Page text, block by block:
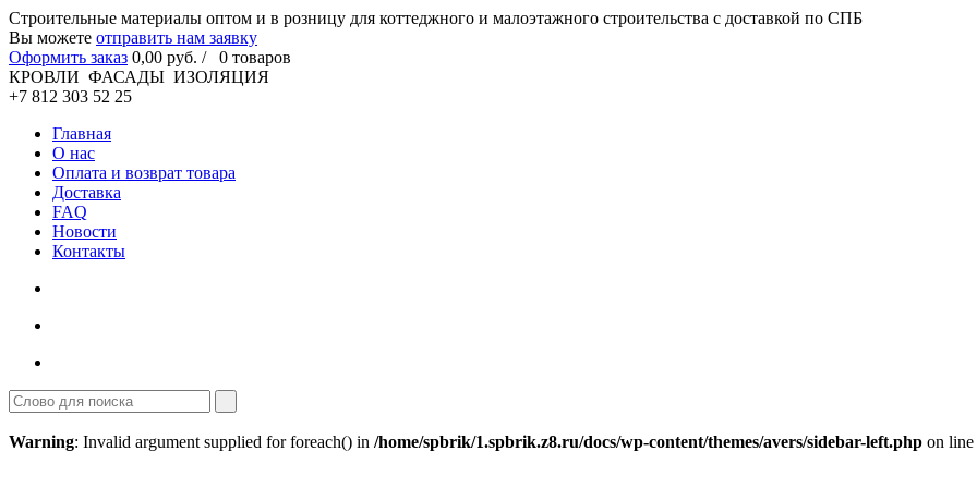
Cтроительные материалы оптом и в розницу для коттеджного и малоэтажного строительства с доставкой по СПБ
Вы можете отправить нам заявку
Оформить заказ 0,00 руб. / 0 товаров
КРОВЛИ ФАСАДЫ ИЗОЛЯЦИЯ
+7 812 303 52 25
Главная
О нас
Оплата и возврат товара
Доставка
FAQ
Новости
Контакты
Warning: Invalid argument supplied for foreach() in /home/spbrik/1.spbrik.z8.ru/docs/wp-content/themes/avers/sidebar-left.php on line